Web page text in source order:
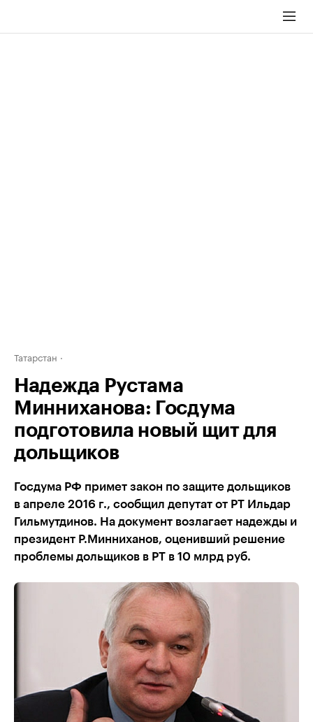
Татарстан
Надежда Рустама
Минниханова: Госдума
подготовила новый щит для
дольщиков
Госдума РФ примет закон по защите дольщиков
в апреле 2016 г., сообщил депутат от РТ Ильдар
Гильмутдинов. На документ возлагает надежды и
президент Р.Минниханов, оценивший решение
проблемы дольщиков в РТ в 10 млрд руб.